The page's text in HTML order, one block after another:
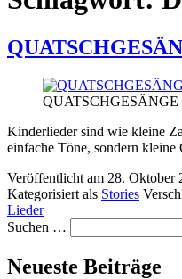
Kinderlieder sind wie kleine
einfache Töne, sondern
Veröffentlicht am 28. Oktober
Kategorisiert als Stories
Lieder
Suchen …
Neueste Beiträge